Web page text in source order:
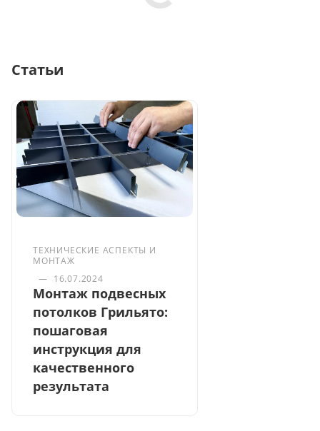
Статьи
ТЕХНИЧЕСКИЕ АСПЕКТЫ И
МОНТАЖ
— 16.07.2024
Монтаж подвесных
потолков Грильято:
пошаговая
инструкция для
качественного
результата